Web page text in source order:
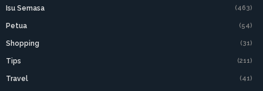
Isu Semasa (463)
Petua (54)
Shopping (31)
Tips (211)
Travel (41)